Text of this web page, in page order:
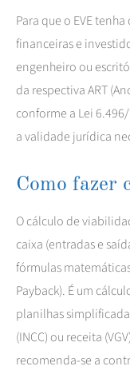
Para que o EVE
financeiras e
engenheiro ou
da respectiva ART
conforme a Lei
a validade jurídica
Como fazer
O cálculo de
caixa (entradas e
fórmulas
Payback). É um
planilhas
(INCC) ou receita
recomenda-se a